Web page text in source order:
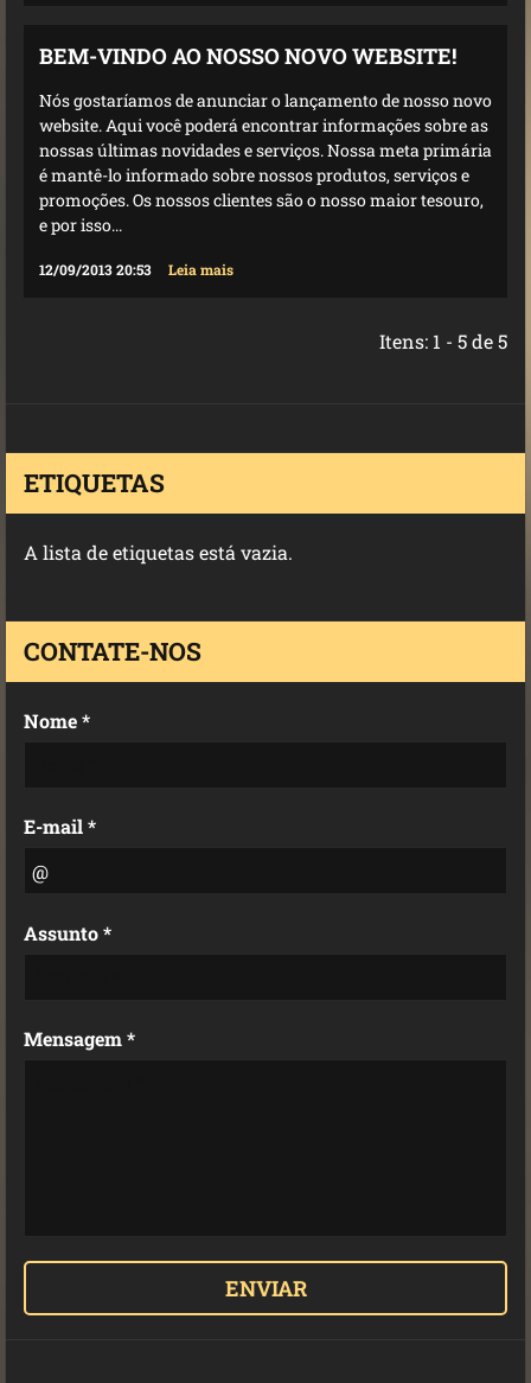
BEM-VINDO AO NOSSO NOVO WEBSITE!
Nós gostaríamos de anunciar o lançamento de nosso novo
website. Aqui você poderá encontrar informações sobre as
nossas últimas novidades e serviços. Nossa meta primária
é mantê-lo informado sobre nossos produtos, serviços e
promoções. Os nossos clientes são o nosso maior tesouro,
e por isso...
12/09/2013 20:53 Leia mais
Itens: 1 - 5 de 5
ETIQUETAS
A lista de etiquetas está vazia.
CONTATE-NOS
Nome *
E-mail *
Assunto *
Mensagem *